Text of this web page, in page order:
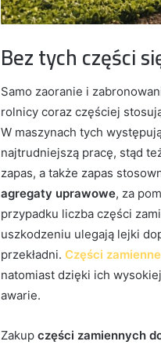
Bez tych części
Samo zaoranie i
rolnicy coraz częściej
W maszynach tych
najtrudniejszą pracę, stąd
zapas, a także zapas
agregaty uprawowe, za
przypadku liczba części
uszkodzeniu ulegają lejki
przekładni. Części
natomiast dzięki ich
awarie.
Zakup części zamiennych